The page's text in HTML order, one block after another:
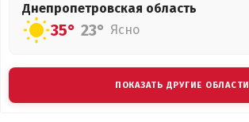
Днепропетровская область
35° 23° Ясно
ПОКАЗАТЬ ДРУГИЕ ОБЛАСТИ